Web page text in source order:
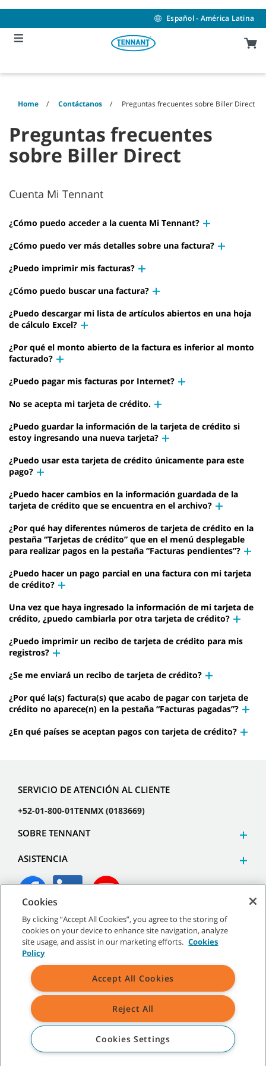
content
navigation
menu
Español - América Latina
Home Contáctanos Preguntas frecuentes sobre Biller Direct
Preguntas frecuentes
sobre Biller Direct
Cuenta Mi Tennant
¿Cómo puedo acceder a la cuenta Mi Tennant?
¿Cómo puedo ver más detalles sobre una factura?
¿Puedo imprimir mis facturas?
¿Cómo puedo buscar una factura?
¿Puedo descargar mi lista de artículos abiertos en una hoja
de cálculo Excel?
¿Por qué el monto abierto de la factura es inferior al monto
facturado?
¿Puedo pagar mis facturas por Internet?
No se acepta mi tarjeta de crédito.
¿Puedo guardar la información de la tarjeta de crédito si
estoy ingresando una nueva tarjeta?
¿Puedo usar esta tarjeta de crédito únicamente para este
pago?
¿Puedo hacer cambios en la información guardada de la
tarjeta de crédito que se encuentra en el archivo?
¿Por qué hay diferentes números de tarjeta de crédito en la
pestaña “Tarjetas de crédito” que en el menú desplegable
para realizar pagos en la pestaña “Facturas pendientes”?
¿Puedo hacer un pago parcial en una factura con mi tarjeta
de crédito?
Una vez que haya ingresado la información de mi tarjeta de
crédito, ¿puedo cambiarla por otra tarjeta de crédito?
¿Puedo imprimir un recibo de tarjeta de crédito para mis
registros?
¿Se me enviará un recibo de tarjeta de crédito?
¿Por qué la(s) factura(s) que acabo de pagar con tarjeta de
crédito no aparece(n) en la pestaña “Facturas pagadas”?
¿En qué países se aceptan pagos con tarjeta de crédito?
SERVICIO DE ATENCIÓN AL CLIENTE
+52-01-800-01TENMX (0183669)
SOBRE TENNANT
ASISTENCIA
2026 Tennant Company. Todos los derechos reservados.
|Políticas generales|Términos de uso
Términos de venta
Todas las marcas registradas y logos de Tennant son propiedad de
Tennant Company y/o sus compañías afiliadas o subsidiarias.
Cookies
By clicking “Accept All Cookies”, you agree to the storing of
cookies on your device to enhance site navigation, analyze
site usage, and assist in our marketing efforts. Cookies
Policy
Accept All Cookies
Reject All
Cookies Settings